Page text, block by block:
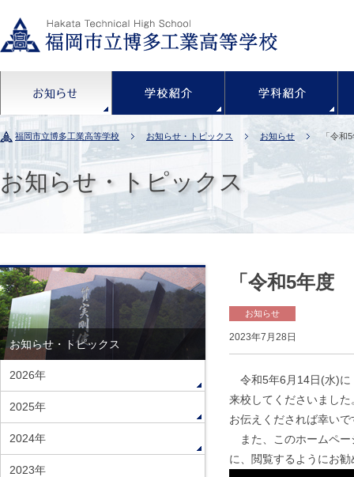
福岡市立博多工業高等学校 お知らせ・トピックス お知らせ 「令
お知らせ・トピックス
「令和5年度
お知らせ
2023年7月28日
令和5年6月14日(水)に
来校してくださいまし
お伝えくだされば幸いで
また、このホームペー
に、閲覧するようにお
お知らせ・トピックス
2026年
2025年
2024年
2023年